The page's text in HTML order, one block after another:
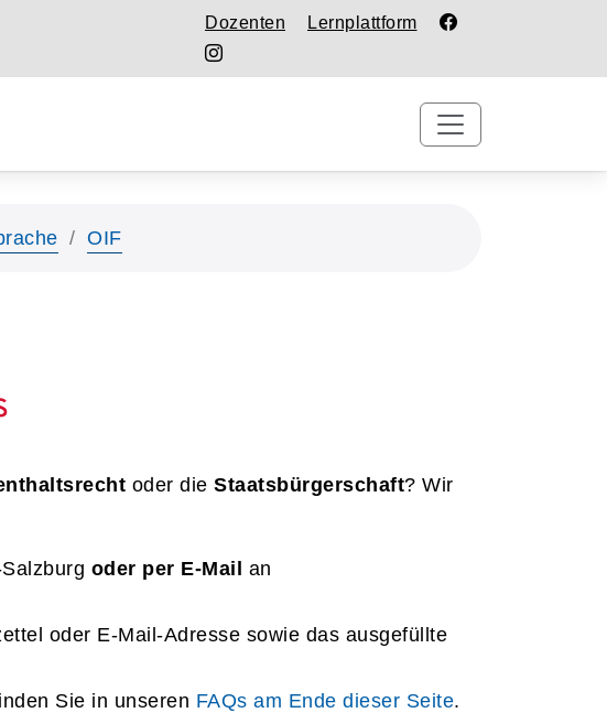
Dozenten Lernplattform
OIF
oder die Staatsbürgerschaft? Wir
oder per E-Mail
an
oder E-Mail-Adresse sowie das ausgefüllte
Sie in unseren FAQs am Ende dieser Seite.